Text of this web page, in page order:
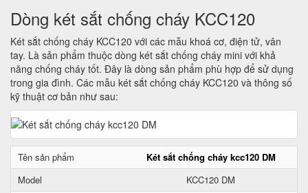
Dòng két sắt chống cháy KCC120
Két sắt chống cháy KCC120 với các mẫu khoá cơ, điện tử, vân
tay. Là sản phẩm thuộc dòng két sắt chống cháy mini với khả
năng chống cháy tốt. Đây là dòng sản phẩm phù hợp để sử dụng
trong gia đình. Các mẫu két sắt chống cháy KCC120 và thông số
kỹ thuật cơ bản như sau:
Tên sản phẩm
Két sắt chống cháy kcc120 DM
Model
KCC120 DM